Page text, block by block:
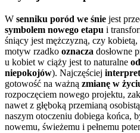
W senniku poród we śnie jest
symbolem nowego etapu i
śniący jest mężczyzną, czy
motyw rzadko oznacza dosłowne
u kobiet w ciąży jest to naturalne
niepokojów). Najczęściej
gotowość na ważną zmianę w
rozpoczęciem nowego projektu,
nawet z głęboką przemianą
naszym otoczeniu dobiega końca,
nowemu, świeżemu i pełnemu